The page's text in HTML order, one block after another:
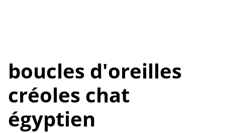
boucles d'oreilles
créoles chat
égyptien